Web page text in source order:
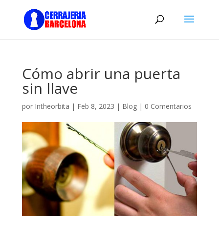
Cómo abrir una puerta
sin llave
por Intheorbita | Feb 8, 2023 | Blog| 0 Comentarios